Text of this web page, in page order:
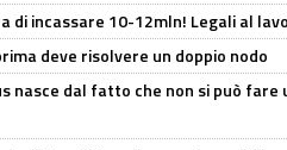
di incassare 10-12mln! Legali al
deve risolvere un doppio nodo
nasce dal fatto che non si può fare